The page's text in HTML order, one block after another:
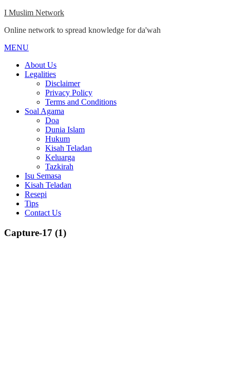
Skip
content
I Muslim Network
Online network to spread knowledge for da'wah
MENU
Menu
About Us
Legalities
Disclaimer
Privacy Policy
Terms and Conditions
Soal Agama
Doa
Dunia Islam
Hukum
Kisah Teladan
Keluarga
Tazkirah
Isu Semasa
Kisah Teladan
Resepi
Tips
Contact Us
Capture-17 (1)